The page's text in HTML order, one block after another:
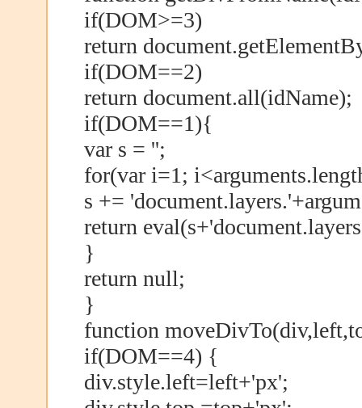
if(DOM>=3)
return
if(DOM==2)
return document.all(idName);
if(DOM==1){
var s = '';
for(var i=1;
s +=
return
}
return null;
}
function
if(DOM==4) {
div.style.left=left+'px';